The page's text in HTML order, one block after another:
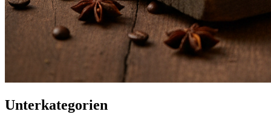
Unterkategorien